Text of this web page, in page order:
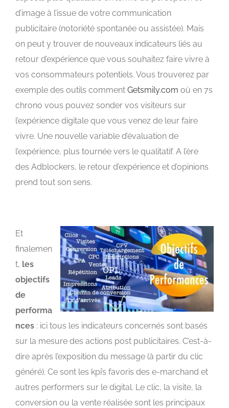
d’image à l’issue de votre communication
publicitaire (notoriété spontanée ou assistée). Mais
on peut y trouver de nouveaux indicateurs liés au
retour d’expérience que vous souhaitez faire vivre à
vos consommateurs potentiels. Vous trouverez par
exemple des outils comment Getsmily.com où en 7s
chrono vous pouvez sonder vos visiteurs sur
l’expérience digitale que vous venez de leur faire
vivre. Une nouvelle variable d’évaluation de
l’expérience, plus tournée vers le qualitatif. A l’ère
des Adblockers, le retour d’expérience et d’opinions
prend tout son sens.
Et
finalemen
t, les
objectifs
de
performa
nces : ici tous les indicateurs concernés sont basés
sur la mesure des actions post publicitaires. C’est-à-
dire après l’exposition du message (à partir du clic
généré). Ce sont les kpi’s favoris des e-marchand et
autres performers sur le digital. Le clic, la visite, la
conversion ou la vente réalisée sont les principaux